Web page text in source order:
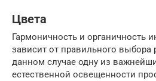
Цвета
Гармоничность и органичность
зависит от правильного выбора
данном случае одну из
естественной освещенности